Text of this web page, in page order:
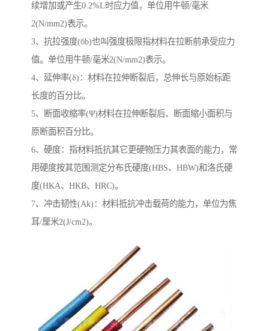
续增加或产生0.2%L时应力值，单位用牛顿/毫米
2(N/mm2)表示。
3、抗拉强度(бb)也叫强度极限指材料在拉断前承受应力
值。单位用牛顿/毫米2(N/mm2)表示。
4、延伸率(δ)：材料在拉伸断裂后，总伸长与原始标距
长度的百分比。
5、断面收缩率(Ψ)材料在拉伸断裂后、断面缩小面积与
原断面积百分比。
6、硬度：指材料抵抗其它更硬物压力其表面的能力，常
用硬度按其范围测定分布氏硬度(HBS、HBW)和洛氏硬
度(HKA、HKB、HRC)。
7、冲击韧性(Ak)：材料抵抗冲击载荷的能力，单位为焦
耳/厘米2(J/cm2)。